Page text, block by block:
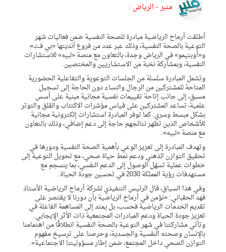
منبر - الرياض :
أطلقت أرماح الرياضية مبادرة للصحة النفسية ضمن فعاليات شهر
التوعية بالصحة النفسية، وذلك عبر عدد من فروع أنديتها «بي فت»
و«أوبتيمو» في الرياض وجدة، بالتعاون مع منصة «لبيه» للاستشارات
النفسية، وبمشاركة نخبة من الاستشاريين والمختصين.
وتشمل المبادرة سلسلة من الجلسات التوعوية والتفاعلية الحضورية
المتاحة للمشتركين من الرجال والنساء دون الحاجة إلى تسجيل
مسبق، إلى جانب إتاحة تقييمات نفسية مجانية مبنية على أسس
علمية، تساعد المشتركين على قياس مؤشرات الاكتئاب والقلق والتوتر
بشكل مبسط وسري. كما توفر المبادرة استشارات إلكترونية مجانية
للأشخاص الذين تظهر نتائجهم حاجة إلى دعم إضافي، وذلك بالتعاون
مع منصة «لبيه».
وتهدف المبادرة إلى تعزيز الوعي بأهمية الصحة النفسية ودورها في
تحقيق التوازن الذهني ودعم نمط حياة صحي، مع تحويل التوعية إلى
خطوات عملية تسهّل الوصول إلى الدعم النفسي، بما ينسجم مع
مستهدفات رؤية المملكة 2030 في تحسين جودة الحياة.
وفي هذا السياق، قال الرئيس التنفيذي لشركة أرماح الرياضية الأستاذ
فهد الحقباني: «نؤمن في أرماح الرياضية بأن دورنا لا يقتصر على
تقديم الخدمات الرياضية فحسب، بل يمتد إلى المساهمة الفاعلة في
تعزيز جودة الحياة ودعم المبادرات المجتمعية ذات الأثر الإيجابي.
وتأتي مشاركتنا في شهر التوعية بالصحة النفسية انطلاقًا من اهتمامنا
بالإنسان وصحته النفسية والجسدية، وحرصنا على ترسيخ مفهوم
التوازن الصحي داخل المجتمع، ضمن إطار مسؤوليتنا الاجتماعية».